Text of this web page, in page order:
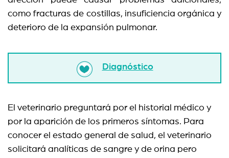
como fracturas de costillas, insuficiencia orgánica y
deterioro de la expansión pulmonar.
Diagnóstico
El veterinario preguntará por el historial médico y
por la aparición de los primeros síntomas. Para
conocer el estado general de salud, el veterinario
solicitará analíticas de sangre y de orina pero